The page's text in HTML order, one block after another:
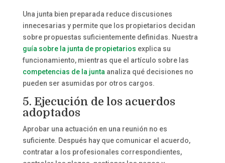
Una junta bien preparada reduce discusiones
innecesarias y permite que los propietarios decidan
sobre propuestas suficientemente definidas. Nuestra
guía sobre la junta de propietarios explica su
funcionamiento, mientras que el artículo sobre las
competencias de la junta analiza qué decisiones no
pueden ser asumidas por otros cargos.
5. Ejecución de los acuerdos
adoptados
Aprobar una actuación en una reunión no es
suficiente. Después hay que comunicar el acuerdo,
contratar a los profesionales correspondientes,